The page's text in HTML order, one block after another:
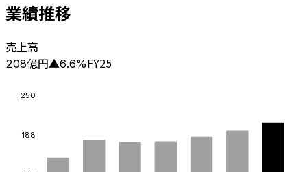
業績推移
売上高
208億円▲6.6%FY25
188
250